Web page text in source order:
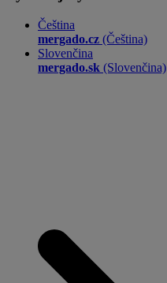
Čeština
mergado.cz (Čeština)
Slovenčina
mergado.sk (Slovenčina)